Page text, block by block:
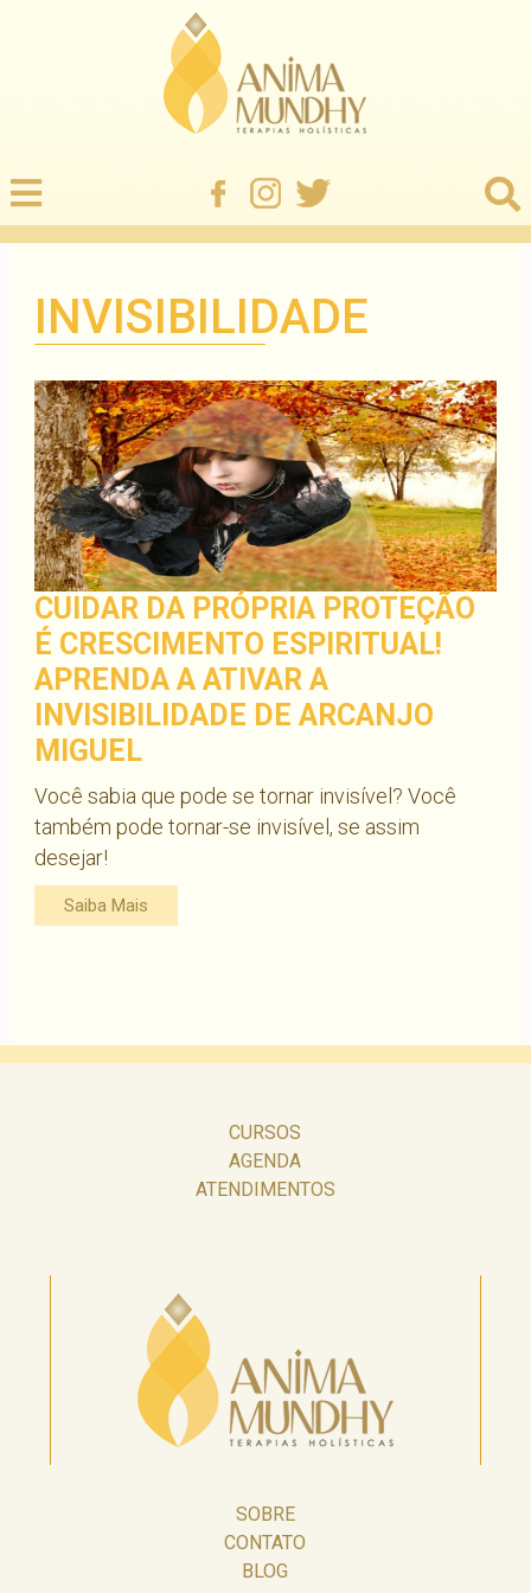
INVISIBILIDADE
CUIDAR DA PRÓPRIA PROTEÇÃO
É CRESCIMENTO ESPIRITUAL!
APRENDA A ATIVAR A
INVISIBILIDADE DE ARCANJO
MIGUEL
Você sabia que pode se tornar invisível? Você
também pode tornar-se invisível, se assim
desejar!
Saiba Mais
CURSOS
AGENDA
ATENDIMENTOS
SOBRE
CONTATO
BLOG